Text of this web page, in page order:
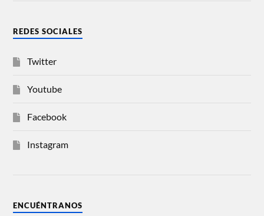
REDES SOCIALES
Twitter
Youtube
Facebook
Instagram
ENCUÉNTRANOS